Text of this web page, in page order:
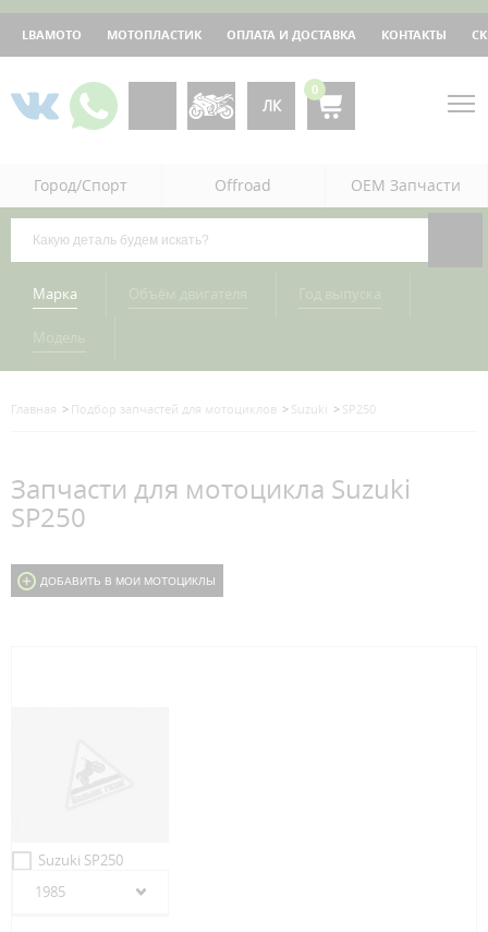
LBAMOTO МОТОПЛАСТИК ОПЛАТА И ДОСТАВКА КОНТАКТЫ
ЛК
0
Город/Спорт Offroad OEM Запчасти
Марка
Главная Подбор запчастей для мотоциклов Suzuki SP250
Запчасти для мотоцикла Suzuki
SP250
ДОБАВИТЬ В МОИ МОТОЦИКЛЫ
Suzuki SP250
1985